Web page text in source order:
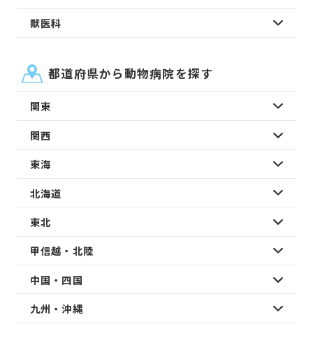
獣医科
都道府県から動物病院を探す
関東
関西
東海
北海道
東北
甲信越・北陸
中国・四国
九州・沖縄